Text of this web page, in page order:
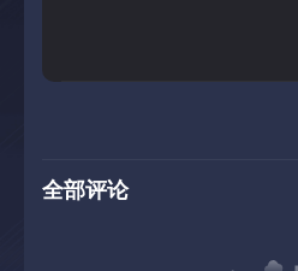
全部评论